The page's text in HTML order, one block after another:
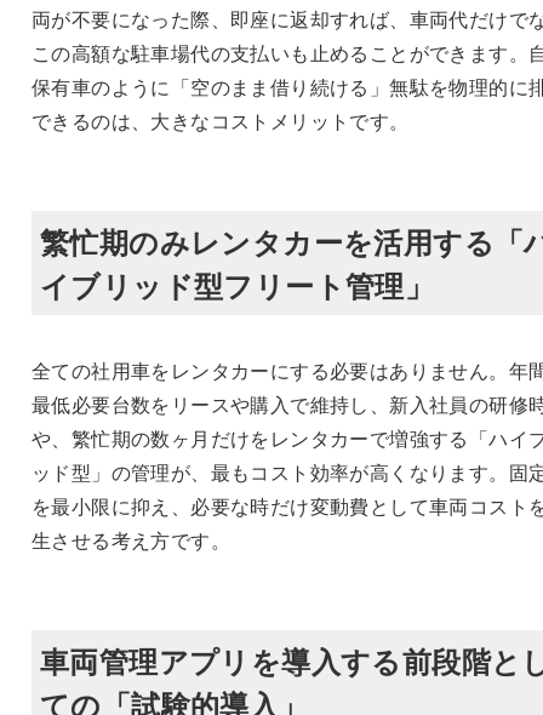
両が不要になった際、即座に返却すれば、車両代だけで
この高額な駐車場代の支払いも止めることができます。
保有車のように「空のまま借り続ける」無駄を物理的に
できるのは、大きなコストメリットです。
繁忙期のみレンタカーを活用する「
イブリッド型フリート管理」
全ての社用車をレンタカーにする必要はありません。年
最低必要台数をリースや購入で維持し、新入社員の研修
や、繁忙期の数ヶ月だけをレンタカーで増強する「ハイ
ッド型」の管理が、最もコスト効率が高くなります。固
を最小限に抑え、必要な時だけ変動費として車両コスト
生させる考え方です。
車両管理アプリを導入する前段階と
ての「試験的導入」